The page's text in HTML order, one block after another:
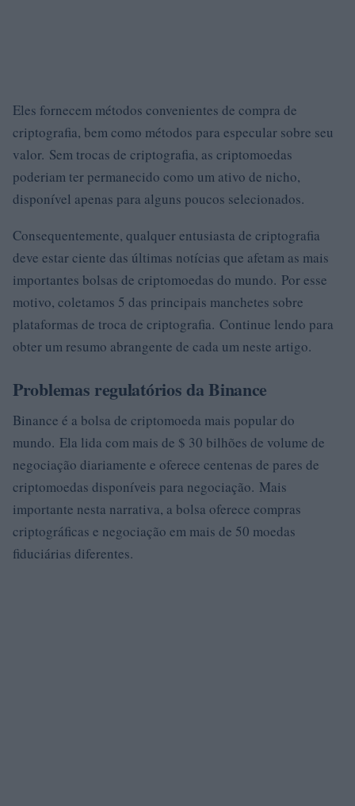
Eles fornecem métodos convenientes de compra de
criptografia, bem como métodos para especular sobre seu
valor. Sem trocas de criptografia, as criptomoedas
poderiam ter permanecido como um ativo de nicho,
disponível apenas para alguns poucos selecionados.
Consequentemente, qualquer entusiasta de criptografia
deve estar ciente das últimas notícias que afetam as mais
importantes bolsas de criptomoedas do mundo. Por esse
motivo, coletamos 5 das principais manchetes sobre
plataformas de troca de criptografia. Continue lendo para
obter um resumo abrangente de cada um neste artigo.
Problemas regulatórios da Binance
Binance é a bolsa de criptomoeda mais popular do
mundo. Ela lida com mais de $ 30 bilhões de volume de
negociação diariamente e oferece centenas de pares de
criptomoedas disponíveis para negociação. Mais
importante nesta narrativa, a bolsa oferece compras
criptográficas e negociação em mais de 50 moedas
fiduciárias diferentes.